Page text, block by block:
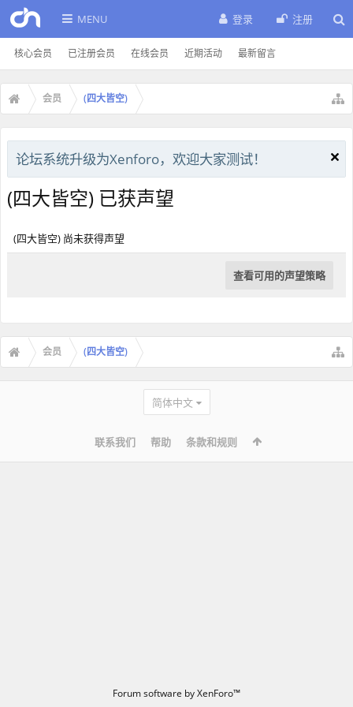
MENU
核心会员 已注册会员 在线会员 近期活动 最新留言
登录 注册
会员 (四大皆空)
论坛系统升级为Xenforo，欢迎大家测试！
(四大皆空) 已获声望
(四大皆空) 尚未获得声望
查看可用的声望策略
会员 (四大皆空)
简体中文
联系我们 帮助 条款和规则
Forum software by XenForo™